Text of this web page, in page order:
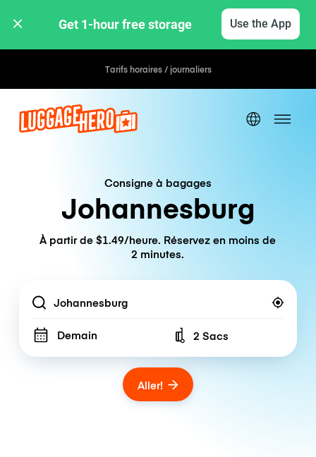
Get 1-hour free storage Use the App
Tarifs horaires / journaliers
Consigne à bagages
Johannesburg
À partir de $1.49/heure. Réservez en moins de
2 minutes.
Location
Demain Number of bags
2 Sacs
Aller!